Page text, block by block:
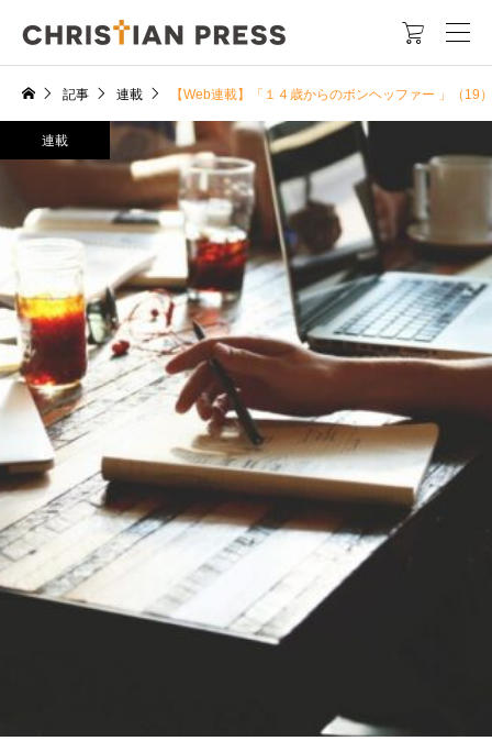

記事 連載 【Web連載】「１４歳からのボンヘッファー 」（
連載